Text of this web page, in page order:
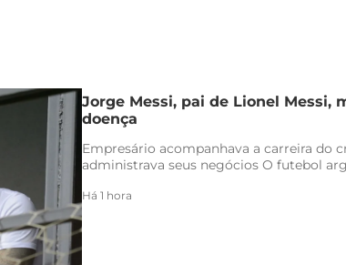
Jorge Messi, pai de Lionel Messi,
doença
Empresário acompanhava a carreira do
administrava seus negócios O futebol
Há 1 hora